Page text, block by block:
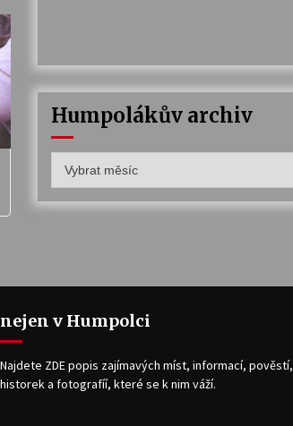
Humpolákův archiv
archiv
nejen v Humpolci
Najdete ZDE popis zajímavých míst, informací, pověstí,
historek a fotografíí, které se k nim váží.